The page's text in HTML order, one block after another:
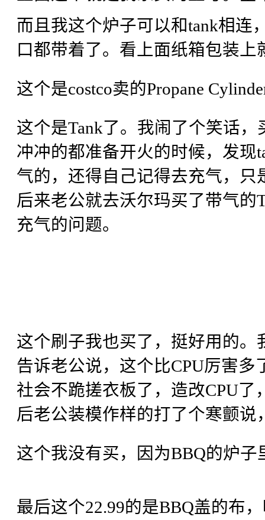
而且我这个炉子可以和tank相连
口都带着了。看上面纸箱包装上
这个是costco卖的Propane
这个是Tank了。我闹了个笑话
冲冲的都准备开火的时候，发现
气的，还得自己记得去充气，只
后来老公就去沃尔玛买了带气的
充气的问题。
这个刷子我也买了，挺好用的
告诉老公说，这个比CPU厉害
社会不跪搓衣板了，造改CPU
后老公装模作样的打了个寒颤
这个我没有买，因为BBQ的炉子
最后这个22.99的是BBQ盖的布